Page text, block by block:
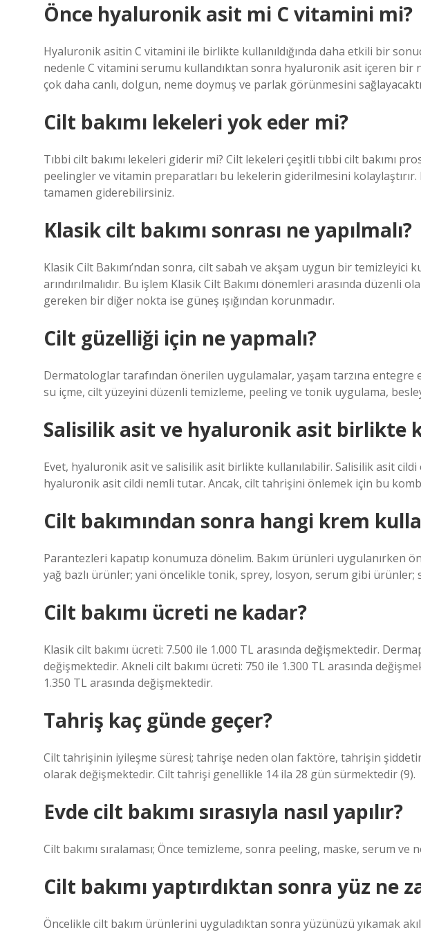
Önce hyaluronik asit mi C vitamini mi?
Hyaluronik asitin C vitamini ile birlikte kullanıldığında daha etkili bir
nedenle C vitamini serumu kullandıktan sonra hyaluronik asit içeren bir
çok daha canlı, dolgun, neme doymuş ve parlak görünmesini
Cilt bakımı lekeleri yok eder mi?
Tıbbi cilt bakımı lekeleri giderir mi? Cilt lekeleri çeşitli tıbbi cilt bakımı
peelingler ve vitamin preparatları bu lekelerin giderilmesini
tamamen giderebilirsiniz.
Klasik cilt bakımı sonrası ne yapılmalı?
Klasik Cilt Bakımı’ndan sonra, cilt sabah ve akşam uygun bir temizleyici
arındırılmalıdır. Bu işlem Klasik Cilt Bakımı dönemleri arasında düzenli
gereken bir diğer nokta ise güneş ışığından korunmadır.
Cilt güzelliği için ne yapmalı?
Dermatologlar tarafından önerilen uygulamalar, yaşam tarzına entegre
su içme, cilt yüzeyini düzenli temizleme, peeling ve tonik uygulama,
Salisilik asit ve hyaluronik asit birlikte
Evet, hyaluronik asit ve salisilik asit birlikte kullanılabilir. Salisilik asit
hyaluronik asit cildi nemli tutar. Ancak, cilt tahrişini önlemek için bu
Cilt bakımından sonra hangi krem
Parantezleri kapatıp konumuza dönelim. Bakım ürünleri uygulanırken
yağ bazlı ürünler; yani öncelikle tonik, sprey, losyon, serum gibi
Cilt bakımı ücreti ne kadar?
Klasik cilt bakımı ücreti: 7.500 ile 1.000 TL arasında değişmektedir.
değişmektedir. Akneli cilt bakımı ücreti: 750 ile 1.300 TL arasında
1.350 TL arasında değişmektedir.
Tahriş kaç günde geçer?
Cilt tahrişinin iyileşme süresi; tahrişe neden olan faktöre, tahrişin
olarak değişmektedir. Cilt tahrişi genellikle 14 ila 28 gün sürmektedir (9).
Evde cilt bakımı sırasıyla nasıl yapılır?
Cilt bakımı sıralaması; Önce temizleme, sonra peeling, maske, serum ve
Cilt bakımı yaptırdıktan sonra yüz ne
Öncelikle cilt bakım ürünlerini uyguladıktan sonra yüzünüzü yıkamak